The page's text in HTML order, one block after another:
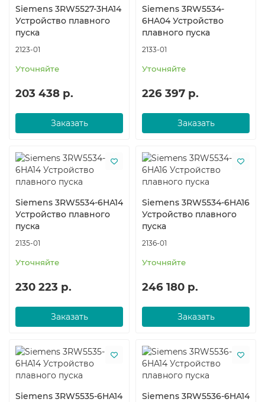
Siemens 3RW5527-3HA14
Устройство плавного
пуска
2123-01
Уточняйте
203 438 р.
Заказать
Siemens 3RW5534-
6HA04 Устройство
плавного пуска
2133-01
Уточняйте
226 397 р.
Заказать
Siemens 3RW5534-6HA14
Устройство плавного
пуска
2135-01
Уточняйте
230 223 р.
Заказать
Siemens 3RW5534-6HA16
Устройство плавного
пуска
2136-01
Уточняйте
246 180 р.
Заказать
Siemens 3RW5535-6HA14
Siemens 3RW5536-6HA14